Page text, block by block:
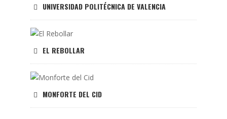
UNIVERSIDAD POLITÉCNICA DE VALENCIA
EL REBOLLAR
MONFORTE DEL CID